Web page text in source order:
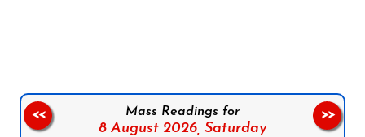
Mass Readings for
8 August 2026, Saturday
<< >>